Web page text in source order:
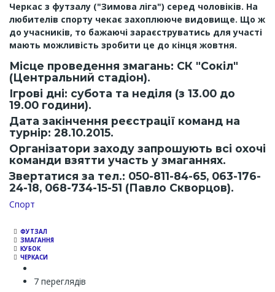
Черкас з футзалу ("Зимова ліга") серед чоловіків. На
любителів спорту чекає захоплююче видовище. Що ж
до учасників, то бажаючі зараєструватись для участі
мають можливість зробити це до кінця жовтня.
Місце проведення змагань: СК "Сокіл"
(Центральний стадіон).
Ігрові дні: субота та неділя (з 13.00 до
19.00 години).
Дата закінчення реєстрації команд на
турнір: 28.10.2015.
Організатори заходу запрошують всі охочі
команди взятти участь у змаганнях.
Звертатися за тел.: 050-811-84-65, 063-176-
24-18, 068-734-15-51 (Павло Скворцов).
Спорт
ФУТЗАЛ
ЗМАГАННЯ
КУБОК
ЧЕРКАСИ
7 переглядів